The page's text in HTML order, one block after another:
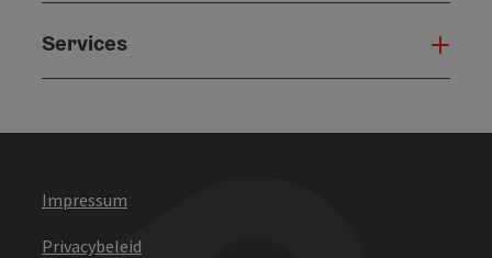
Services
Impressum
Privacybeleid